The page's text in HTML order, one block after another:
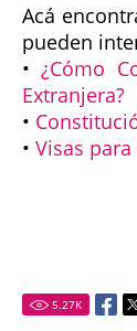
Acá
pueden
•¿Cómo
Extranjera?
•
• Visas
5.27K